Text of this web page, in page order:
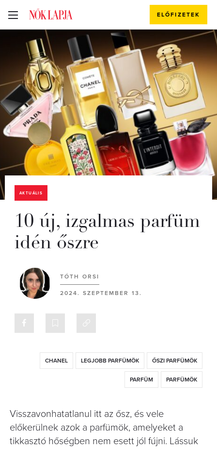
ELŐFIZETEK
AKTUÁLIS
10 új, izgalmas parfüm
idén őszre
TÓTH ORSI
2024. SZEPTEMBER 13.
CHANEL LEGJOBB PARFÜMÖK ŐSZI PARFÜMÖK
PARFÜM PARFÜMÖK
Visszavonhatatlanul itt az ősz, és vele
előkerülnek azok a parfümök, amelyeket a
tikkasztó hőségben nem esett jól fújni. Lássuk